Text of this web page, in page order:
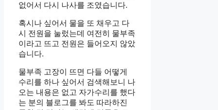
없어서 다시 나사를 조였습니다.
혹시나 싶어서 물을 또 채우고 다
시 전원을 눌렀는데 여전히 물부족
이라고 뜨고 전원은 들어오지 않았
습니다.
물부족 고장이 뜨면 다들 어떻게
수리를 하나 싶어서 검색해보니 나
오는 내용은 없고 자가수리를 했다
는 분의 블로그를 봐도 따라하진